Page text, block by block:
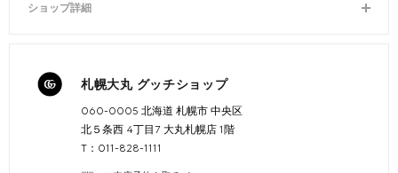
ショップ詳細
札幌大丸 グッチショップ
060-0005 北海道 札幌市 中央区
北５条西 4丁目7 大丸札幌店 1階
T：011-828-1111